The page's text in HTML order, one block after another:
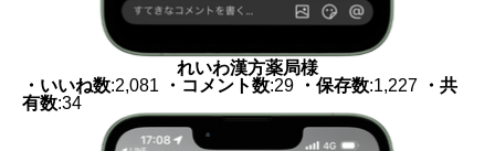
れいわ漢方薬局様
・いいね数:2,081 ・コメント数:29 ・保存数:1,227
・共
有数:34